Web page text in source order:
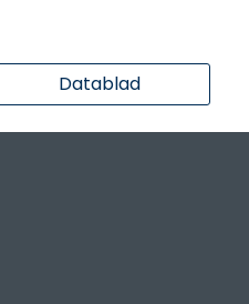
Datablad